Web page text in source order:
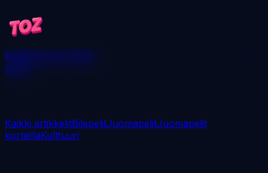
PelitBlogiVoita 250€
Lataa
Kaikki artikkelitBilepelitJuomapelitJuomapelit
korteillaKulttuuri